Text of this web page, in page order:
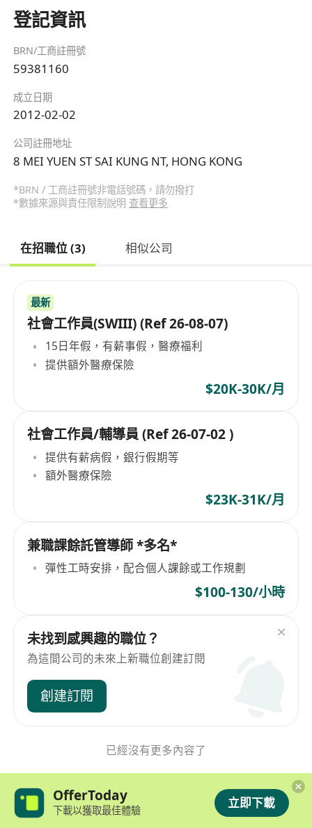
登記資訊
BRN/工商註冊號
59381160
成立日期
2012-02-02
公司註冊地址
8 MEI YUEN ST SAI KUNG NT, HONG KONG
*BRN / 工商註冊號非電話號碼，請勿撥打
*數據來源與責任限制說明 查看更多
在招職位 (3) 相似公司
最新
社會工作員(SWIII) (Ref 26-08-07)
15日年假，有薪事假，醫療福利
提供額外醫療保險
$20K-30K/月
社會工作員/輔導員 (Ref 26-07-02 )
提供有薪病假，銀行假期等
額外醫療保險
$23K-31K/月
兼職課餘託管導師 *多名*
彈性工時安排，配合個人課餘或工作規劃
$100-130/小時
未找到感興趣的職位？
為這間公司的未來上新職位創建訂閱
創建訂閱
已經沒有更多內容了
OfferToday
下載以獲取最佳體驗 立即下載